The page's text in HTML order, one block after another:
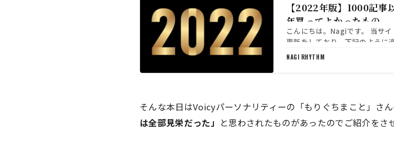
【2022年版】1000記事
年買ってよかったもの
こんにちは。Nagiです。 当サ
更新をしており、下記のように
もの/手放してよかったものにつ
NAGI RHYTHM
そんな本日はVoicyパーソナリティーの「もりぐちまこと」さ
は全部見栄だった」 と思わされたものがあったのでご紹介をさ